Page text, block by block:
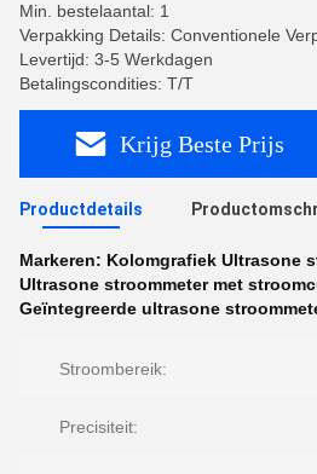
Min. bestelaantal: 1
Verpakking Details: Conventionele
Levertijd: 3-5 Werkdagen
Betalingscondities: T/T
Krijg Beste Prijs
Productdetails
Markeren: Kolomgrafiek Ultrasone
Ultrasone stroommeter met
Geïntegreerde ultrasone
Stroombereik:
Precisiteit: